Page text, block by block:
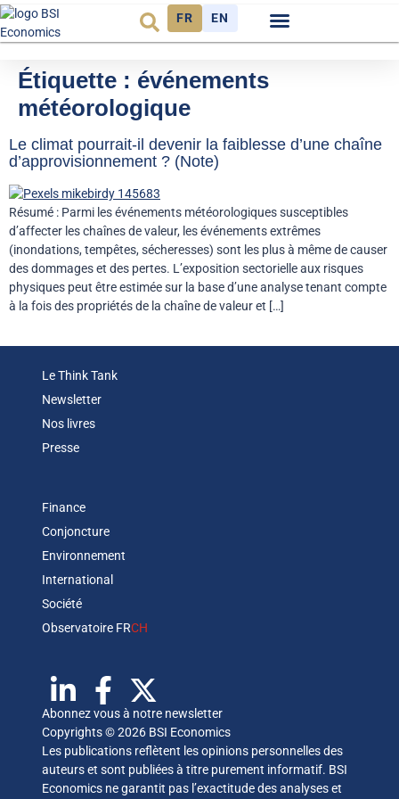
FR EN
Étiquette : événements
météorologique
Le climat pourrait-il devenir la faiblesse d’une chaîne
d’approvisionnement ? (Note)
Résumé : Parmi les événements météorologiques susceptibles
d’affecter les chaînes de valeur, les événements extrêmes
(inondations, tempêtes, sécheresses) sont les plus à même de causer
des dommages et des pertes. L’exposition sectorielle aux risques
physiques peut être estimée sur la base d’une analyse tenant compte
à la fois des propriétés de la chaîne de valeur et […]
Le Think Tank
Newsletter
Nos livres
Presse
Finance
Conjoncture
Environnement
International
Société
Observatoire FRCH
Abonnez vous à notre newsletter
Copyrights © 2026 BSI Economics
Les publications reflètent les opinions personnelles des
auteurs et sont publiées à titre purement informatif. BSI
Economics ne garantit pas l’exactitude des analyses et